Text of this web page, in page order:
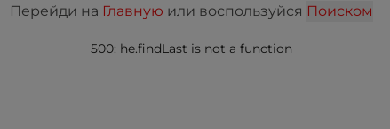
Перейди на Главную или воспользуйся Поиском
500: he.findLast is not a function